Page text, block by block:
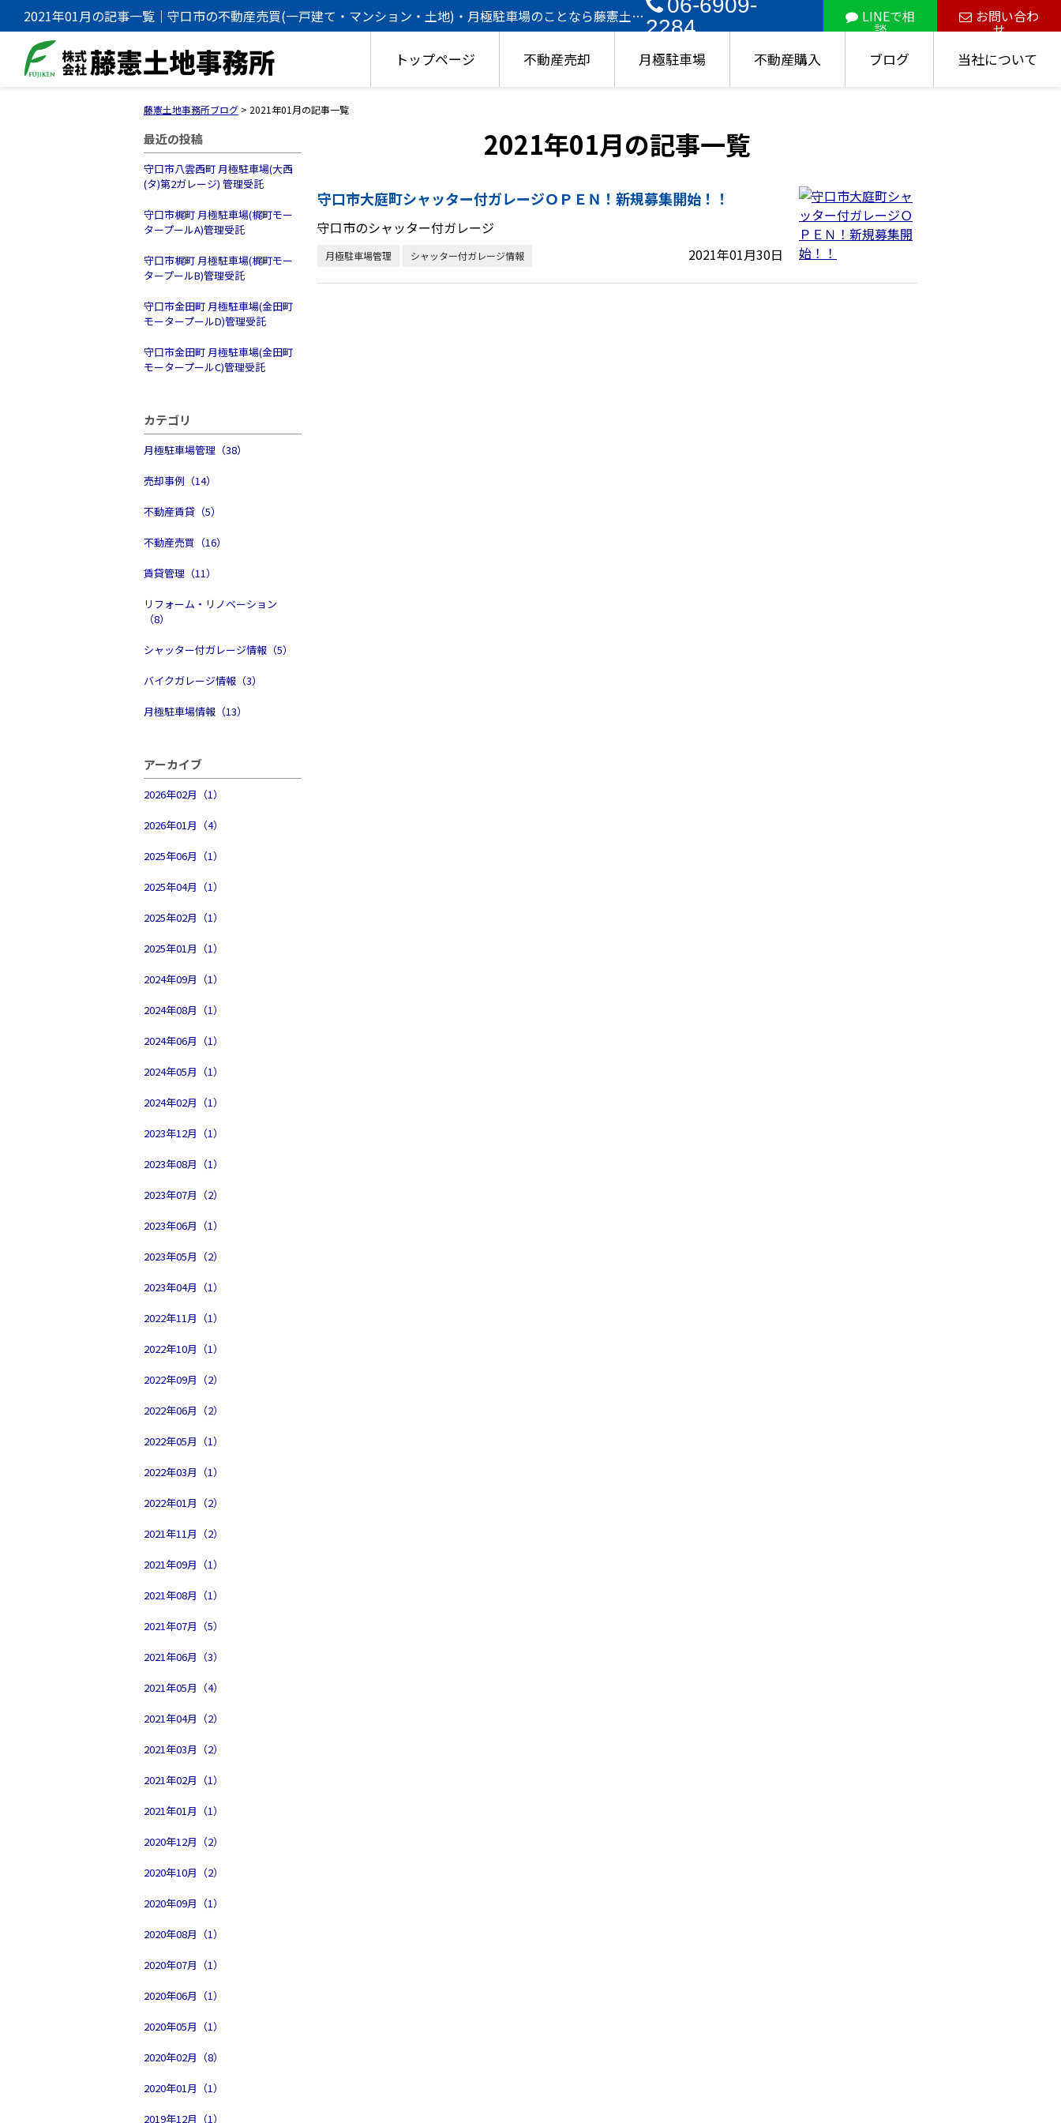
2021年01月の記事一覧｜守口市の不動産売買(一戸建て・マンション・土地)・月極駐車場のことなら藤憲土地
事務所
2284
LINEで相
談
お問い合わ
せ
トップページ 不動産売却 月極駐車場 不動産購入 ブログ 当社について
藤憲土地事務所ブログ > 2021年01月の記事一覧
最近の投稿
守口市八雲西町 月極駐車場(大西
(タ)第2ガレージ) 管理受託
守口市梶町 月極駐車場(梶町モー
タープールA)管理受託
守口市梶町 月極駐車場(梶町モー
タープールB)管理受託
守口市金田町 月極駐車場(金田町
モータープールD)管理受託
守口市金田町 月極駐車場(金田町
モータープールC)管理受託
カテゴリ
月極駐車場管理（38）
売却事例（14）
不動産賃貸（5）
不動産売買（16）
賃貸管理（11）
リフォーム・リノベーション
（8）
シャッター付ガレージ情報（5）
バイクガレージ情報（3）
月極駐車場情報（13）
アーカイブ
2026年02月（1）
2026年01月（4）
2025年06月（1）
2025年04月（1）
2025年02月（1）
2025年01月（1）
2024年09月（1）
2024年08月（1）
2024年06月（1）
2024年05月（1）
2024年02月（1）
2023年12月（1）
2023年08月（1）
2023年07月（2）
2023年06月（1）
2023年05月（2）
2023年04月（1）
2022年11月（1）
2022年10月（1）
2022年09月（2）
2022年06月（2）
2022年05月（1）
2022年03月（1）
2022年01月（2）
2021年11月（2）
2021年09月（1）
2021年08月（1）
2021年07月（5）
2021年06月（3）
2021年05月（4）
2021年04月（2）
2021年03月（2）
2021年02月（1）
2021年01月（1）
2020年12月（2）
2020年10月（2）
2020年09月（1）
2020年08月（1）
2020年07月（1）
2020年06月（1）
2020年05月（1）
2020年02月（8）
2020年01月（1）
2019年12月（1）
2021年01月の記事一覧
守口市大庭町シャッター付ガレージＯＰＥＮ！新規募集開始！！
守口市のシャッター付ガレージ
月極駐車場管理 シャッター付ガレージ情報 2021年01月30日